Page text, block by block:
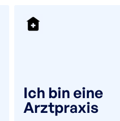
Ich bin eine
Arztpraxis